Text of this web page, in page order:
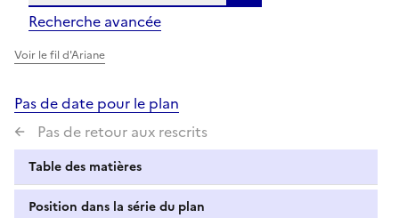
recherche
Recherche avancée
Voir le fil d'Ariane
Pas de date pour le plan
Pas de retour aux rescrits
Table des matières
Position dans la série du plan